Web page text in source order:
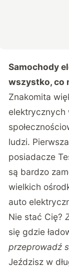
Samochody
wszystko, co
Znakomita
elektrycznych
ludzi.
posiadacze
są bardzo
wielkich
auto
Nie stać Cię?
się gdzie
przeprowadź
Jeździsz w